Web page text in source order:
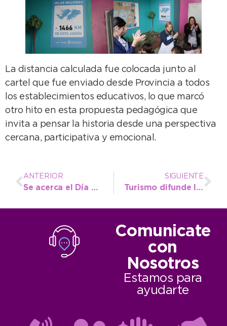
La distancia calculada fue colocada junto al
cartel que fue enviado desde Provincia a todos
los establecimientos educativos, lo que marcó
otro hito en esta propuesta pedagógica que
invita a pensar la historia desde una perspectiva
cercana, participativa y emocional.
ANTERIOR
Se acerca el Día del Donante de Sangre y desde el hospital remarcan la importancia de dar de manera voluntaria
SIGUIENTE
Turismo difunde la agenda de actividades para el segundo fin de semana largo de junio
Comunicate
con
Nosotros
Estamos para
ayudarte